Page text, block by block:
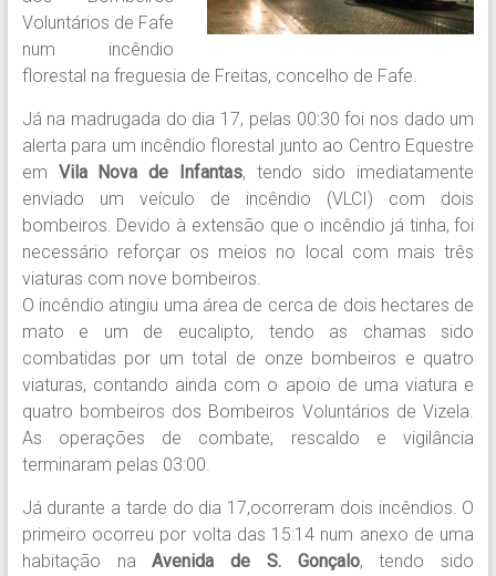
Voluntários de Fafe
num incêndio
florestal na freguesia de Freitas, concelho de Fafe.
Já na madrugada do dia 17, pelas 00:30 foi nos dado um
alerta para um incêndio florestal junto ao Centro Equestre
em Vila Nova de Infantas, tendo sido imediatamente
enviado um veículo de incêndio (VLCI) com dois
bombeiros. Devido à extensão que o incêndio já tinha, foi
necessário reforçar os meios no local com mais três
viaturas com nove bombeiros.
O incêndio atingiu uma área de cerca de dois hectares de
mato e um de eucalipto, tendo as chamas sido
combatidas por um total de onze bombeiros e quatro
viaturas, contando ainda com o apoio de uma viatura e
quatro bombeiros dos Bombeiros Voluntários de Vizela.
As operações de combate, rescaldo e vigilância
terminaram pelas 03:00.
Já durante a tarde do dia 17,ocorreram dois incêndios. O
primeiro ocorreu por volta das 15:14 num anexo de uma
habitação naAvenida de S. Gonçalo, tendo sido